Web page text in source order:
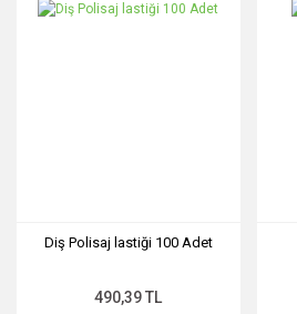
Diş Polisaj lastiği 100 Adet
490,39 TL